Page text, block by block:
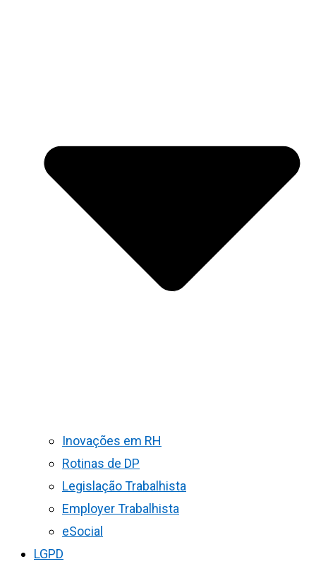
Inovações em RH
Rotinas de DP
Legislação Trabalhista
Employer Trabalhista
eSocial
LGPD